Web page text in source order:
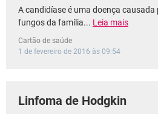
A candidíase é uma doença
fungos da família... Leia mais
Cartão de saúde
1 de fevereiro de 2016 às 09:54
Linfoma de Hodgkin